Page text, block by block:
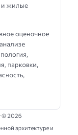
и жилые
оценочное
парковки,
©2026
архитектуре и